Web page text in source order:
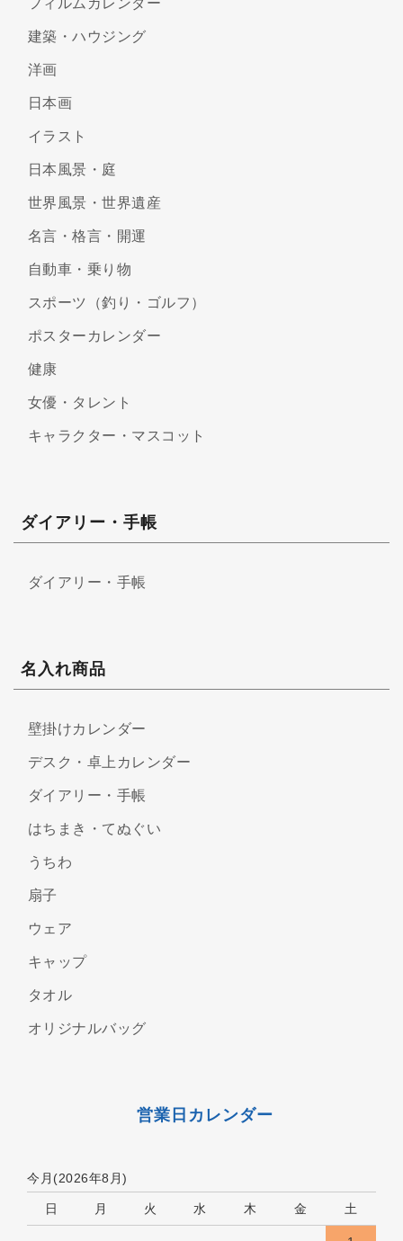
建築・ハウジング
洋画
日本画
イラスト
日本風景・庭
世界風景・世界遺産
名言・格言・開運
自動車・乗り物
スポーツ（釣り・ゴルフ）
ポスターカレンダー
健康
女優・タレント
キャラクター・マスコット
ダイアリー・手帳
ダイアリー・手帳
名入れ商品
壁掛けカレンダー
デスク・卓上カレンダー
ダイアリー・手帳
はちまき・てぬぐい
うちわ
扇子
ウェア
キャップ
タオル
オリジナルバッグ
営業日カレンダー
今月(2026年8月)
日 月 火 水 木 金 土